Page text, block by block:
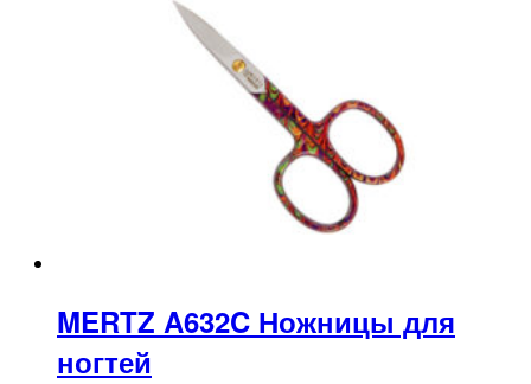
MERTZ A632C Ножницы для
ногтей